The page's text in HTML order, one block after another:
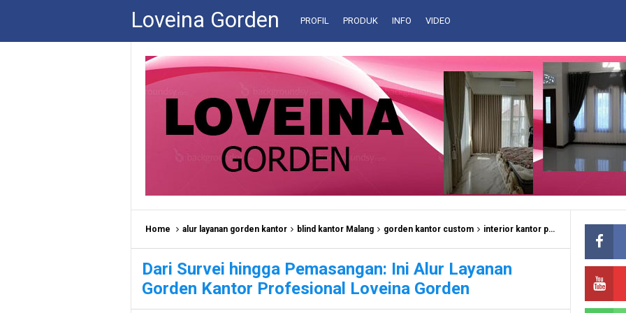
Loveina Gorden PROFIL PRODUK INFO VIDEO
Home alur layanan gorden kantor blind kantor Malang gorden kantor custom interior kantor profesional
Dari Survei hingga Pemasangan: Ini Alur Layanan
Gorden Kantor Profesional Loveina Gorden